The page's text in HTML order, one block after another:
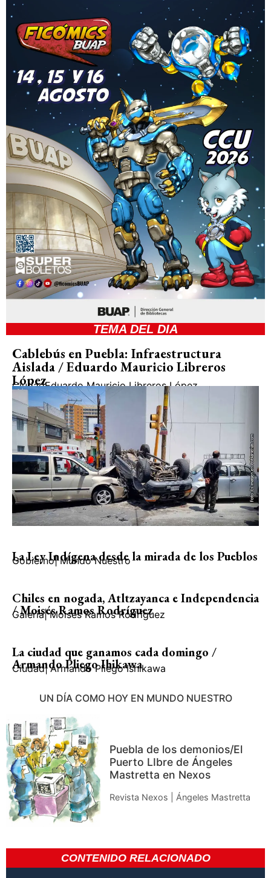
TEMA DEL DIA
Cablebús en Puebla: Infraestructura
Aislada / Eduardo Mauricio Libreros
López
CiudadEduardo Mauricio Libreros López
La Ley Indígena desde la mirada de los Pueblos
Gobierno| Mundo Nuestro
Chiles en nogada, Atltzayanca e Independencia
/ Moisés Ramos Rodríguez
Galería| Moisés Ramos Rodríguez
La ciudad que ganamos cada domingo /
Armando Pliego Ihikawa
Ciudad| Armando Pliego Ishikawa
UN DÍA COMO HOY EN MUNDO NUESTRO
Puebla de los demonios/El
Puerto LIbre de Ángeles
Mastretta en Nexos
Revista Nexos | Ángeles Mastretta
CONTENIDO RELACIONADO